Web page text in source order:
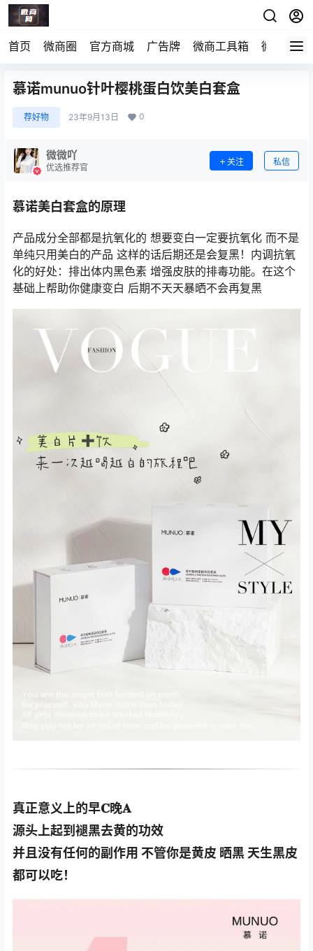
首页 微商圈 官方商城 广告牌 微商工具箱 微电导航
慕诺munuo针叶樱桃蛋白饮美白套盒
荐好物 23年9月13日 0
微微吖
优选推荐官
关注 私信
慕诺美白套盒的原理
产品成分全部都是抗氧化的 想要变白一定要抗氧化 而不是
单纯只用美白的产品 这样的话后期还是会复黑！内调抗氧
化的好处：排出体内黑色素 增强皮肤的排毒功能。在这个
基础上帮助你健康变白 后期不天天暴晒不会再复黑
真正意义上的早𝐂晚𝐀
源头上起到褪黑去黄的功效
并且没有任何的副作用 不管你是黄皮 晒黑 天生黑皮
都可以吃！